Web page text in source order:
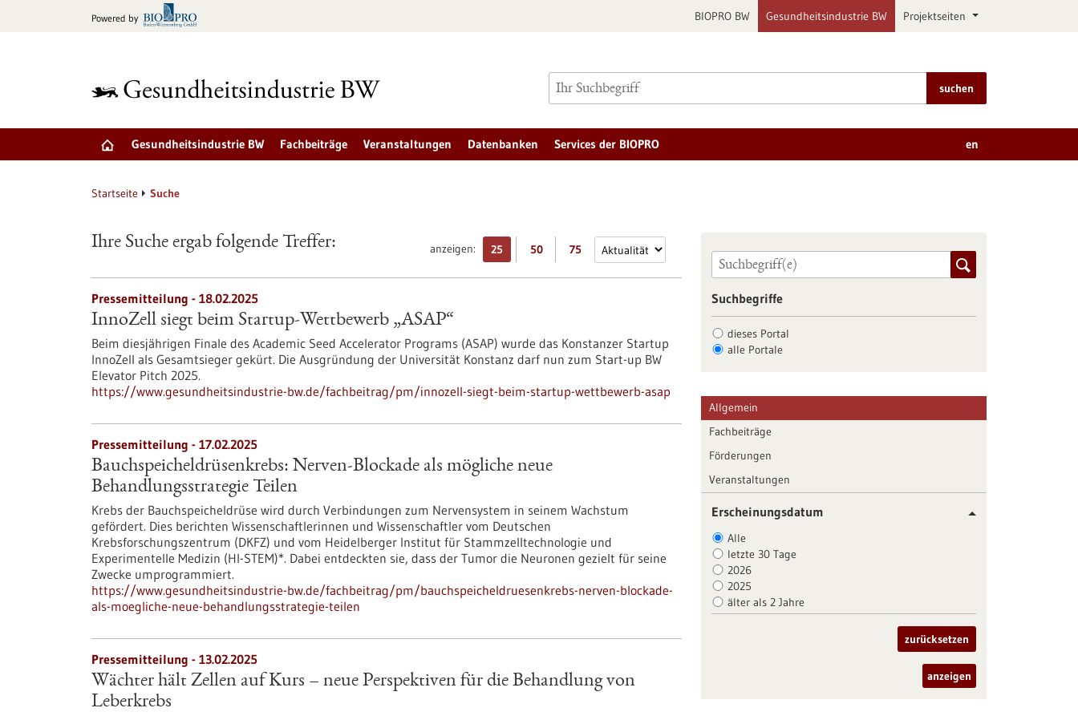
Powered by BIOPRO BW Gesundheitsindustrie BW Projektseiten
suchen
Gesundheitsindustrie BW Fachbeiträge Veranstaltungen Datenbanken Services der BIOPRO en
Startseite Suche
anzeigen: 25 50 75
Ihre Suche ergab folgende Treffer:
Pressemitteilung - 18.02.2025
InnoZell siegt beim Startup-Wettbewerb „ASAP“
Beim diesjährigen Finale des Academic Seed Accelerator Programs (ASAP) wurde das Konstanzer Startup
InnoZell als Gesamtsieger gekürt. Die Ausgründung der Universität Konstanz darf nun zum Start-up BW
Elevator Pitch 2025.
https://www.gesundheitsindustrie-bw.de/fachbeitrag/pm/innozell-siegt-beim-startup-wettbewerb-asap
Pressemitteilung - 17.02.2025
Bauchspeicheldrüsenkrebs: Nerven-Blockade als mögliche neue
Behandlungsstrategie Teilen
Krebs der Bauchspeicheldrüse wird durch Verbindungen zum Nervensystem in seinem Wachstum
gefördert. Dies berichten Wissenschaftlerinnen und Wissenschaftler vom Deutschen
Krebsforschungszentrum (DKFZ) und vom Heidelberger Institut für Stammzelltechnologie und
Experimentelle Medizin (HI-STEM)*. Dabei entdeckten sie, dass der Tumor die Neuronen gezielt für seine
Zwecke umprogrammiert.
https://www.gesundheitsindustrie-bw.de/fachbeitrag/pm/bauchspeicheldruesenkrebs-nerven-blockade-
als-moegliche-neue-behandlungsstrategie-teilen
Pressemitteilung - 13.02.2025
Wächter hält Zellen auf Kurs – neue Perspektiven für die Behandlung von
Leberkrebs
Suchbegriffe
dieses Portal
alle Portale
Allgemein
Fachbeiträge
Förderungen
Veranstaltungen
Erscheinungsdatum
Alle
letzte 30 Tage
2026
2025
älter als 2 Jahre
zurücksetzen
anzeigen